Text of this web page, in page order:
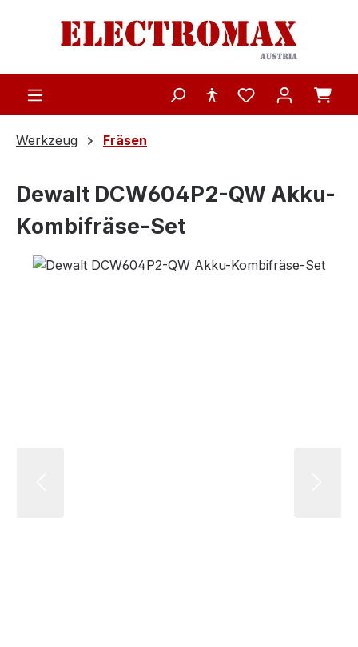
Zum Hauptinhalt springen
Werkzeug Fräsen
Dewalt DCW604P2-QW Akku-
Kombifräse-Set
Bildergalerie überspringen